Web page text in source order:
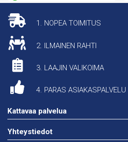
1. NOPEA TOIMITUS
2. ILMAINEN RAHTI
3. LAAJIN VALIKOIMA
4. PARAS ASIAKASPALVELU
Kattavaa palvelua
Yhteystiedot